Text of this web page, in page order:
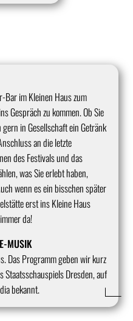
Bar im Kleinen Haus zum
Gespräch zu kommen. Ob Sie
in Gesellschaft ein Getränk
an die letzte
des Festivals und das
was Sie erlebt haben,
wenn es ein bisschen später
erst ins Kleine Haus
da!
MUSIK
Das Programm geben wir kurz
Staatsschauspiels Dresden, auf
bekannt.